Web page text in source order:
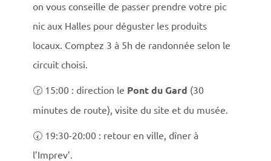
on vous conseille de passer prendre votre pic
nic aux Halles pour déguster les produits
locaux. Comptez 3 à 5h de randonnée selon le
circuit choisi.
🕝 15:00 : direction le Pont du Gard (30
minutes de route), visite du site et du musée.
🕢 19:30-20:00 : retour en ville, dîner à
l’Imprev’.